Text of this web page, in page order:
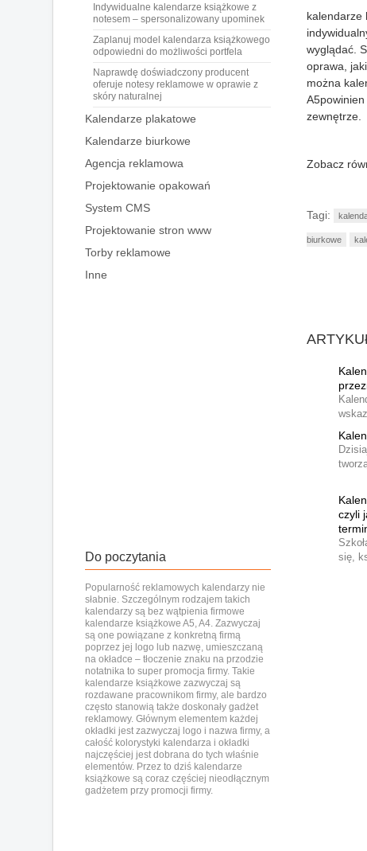
Indywidualne kalendarze książkowe z
notesem – spersonalizowany upominek
Zaplanuj model kalendarza książkowego
odpowiedni do możliwości portfela
Naprawdę doświadczony producent
oferuje notesy reklamowe w oprawie z
skóry naturalnej
Kalendarze plakatowe
Kalendarze biurkowe
Agencja reklamowa
Projektowanie opakowań
System CMS
Projektowanie stron www
Torby reklamowe
Inne
Do poczytania
Popularność reklamowych kalendarzy nie
słabnie. Szczególnym rodzajem takich
kalendarzy są bez wątpienia firmowe
kalendarze książkowe A5, A4. Zazwyczaj
są one powiązane z konkretną firmą
poprzez jej logo lub nazwę, umieszczaną
na okładce – tłoczenie znaku na przodzie
notatnika to super promocja firmy. Takie
kalendarze książkowe zazwyczaj są
rozdawane pracownikom firmy, ale bardzo
często stanowią także doskonały gadżet
reklamowy. Głównym elementem każdej
okładki jest zazwyczaj logo i nazwa firmy, a
całość kolorystyki kalendarza i okładki
najczęściej jest dobrana do tych właśnie
elementów. Przez to dziś kalendarze
książkowe są coraz częściej nieodłącznym
gadżetem przy promocji firmy.
kalendarze
wyglądać.
oprawa,
można
zewnętrze.
Zobacz
Tagi:
biurkowe
czyli
się,